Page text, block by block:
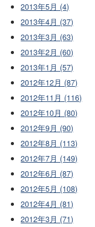
2013年5月 (4)
2013年4月 (37)
2013年3月 (63)
2013年2月 (60)
2013年1月 (57)
2012年12月 (87)
2012年11月 (116)
2012年10月 (80)
2012年9月 (90)
2012年8月 (113)
2012年7月 (149)
2012年6月 (87)
2012年5月 (108)
2012年4月 (81)
2012年3月 (71)